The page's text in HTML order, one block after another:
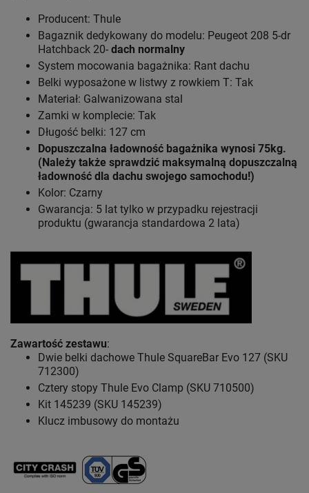
Producent: Thule
Bagaznik dedykowany do modelu: Peugeot 208 5-dr
Hatchback 20- dach normalny
System mocowania bagażnika: Rant dachu
Belki wyposażone w listwy z rowkiem T: Tak
Materiał: Galwanizowana stal
Zamki w komplecie: Tak
Długość belki: 127 cm
Dopuszczalna ładowność bagażnika wynosi 75kg.
(Należy także sprawdzić maksymalną dopuszczalną
ładowność dla dachu swojego samochodu!)
Kolor: Czarny
Gwarancja: 5 lat tylko w przypadku rejestracji
produktu (gwarancja standardowa 2 lata)
Zawartość zestawu:
Dwie belki dachowe Thule SquareBar Evo 127 (SKU
712300)
Cztery stopy Thule Evo Clamp (SKU 710500)
Kit 145239 (SKU 145239)
Klucz imbusowy do montażu